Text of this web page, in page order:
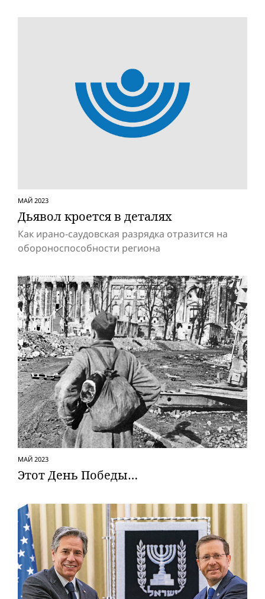
МАЙ 2023
Дьявол кроется в деталях
Как ирано-саудовская разрядка отразится на
обороноспособности региона
МАЙ 2023
Этот День Победы…